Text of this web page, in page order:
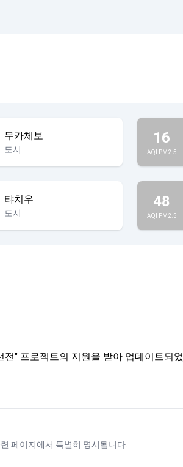
무카체보
도시
16
AQI PM2.5
탸치우
도시
48
AQI PM2.5
" 프로젝트의 지원을 받아 업데이트되
페이지에서 특별히 명시됩니다.